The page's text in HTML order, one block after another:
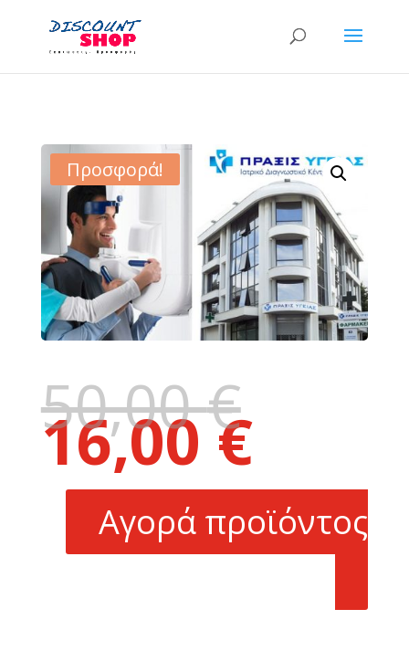
Προσφορά!
50,00€Original
price
was:
50,00 €.
16,00€τιμή
είναι:
16,00 €.
Αγορά προϊόντος